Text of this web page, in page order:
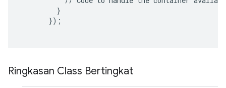
         }
       });
Ringkasan Class Bertingkat